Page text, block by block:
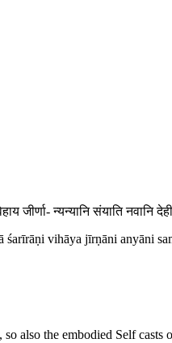
जीर्णा- न्यन्यानि संयाति नवानि
vihāya jīrṇāni anyāni
also the embodied Self